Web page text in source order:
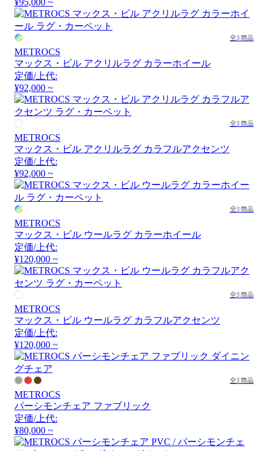
¥95,000 ~
全3商品
METROCS
マックス・ビル アクリルラグ カラーホイール
定価/上代:
¥92,000 ~
全3商品
METROCS
マックス・ビル アクリルラグ カラフルアクセンツ
定価/上代:
¥92,000 ~
全3商品
METROCS
マックス・ビル ウールラグ カラーホイール
定価/上代:
¥120,000 ~
全3商品
METROCS
マックス・ビル ウールラグ カラフルアクセンツ
定価/上代:
¥120,000 ~
全3商品
METROCS
パーシモンチェア ファブリック
定価/上代:
¥80,000 ~